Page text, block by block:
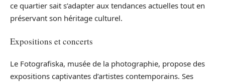
ce quartier sait s’adapter aux tendances actuelles tout en
préservant son héritage culturel.
Expositions et concerts
Le Fotografiska, musée de la photographie, propose des
expositions captivantes d’artistes contemporains. Ses